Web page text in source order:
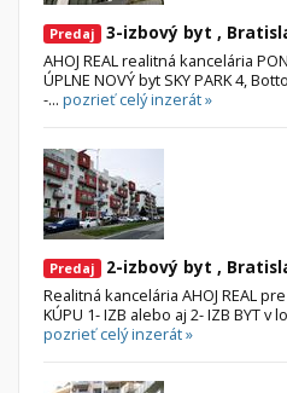
Predaj 3-izbový byt ,
AHOJ REAL realitná kancelária
ÚPLNE NOVÝ byt SKY PARK 4,
-... pozrieť celý inzerát »
Predaj 2-izbový byt ,
Realitná kancelária AHOJ REAL
KÚPU 1- IZB alebo aj 2- IZB BYT v
pozrieť celý inzerát »